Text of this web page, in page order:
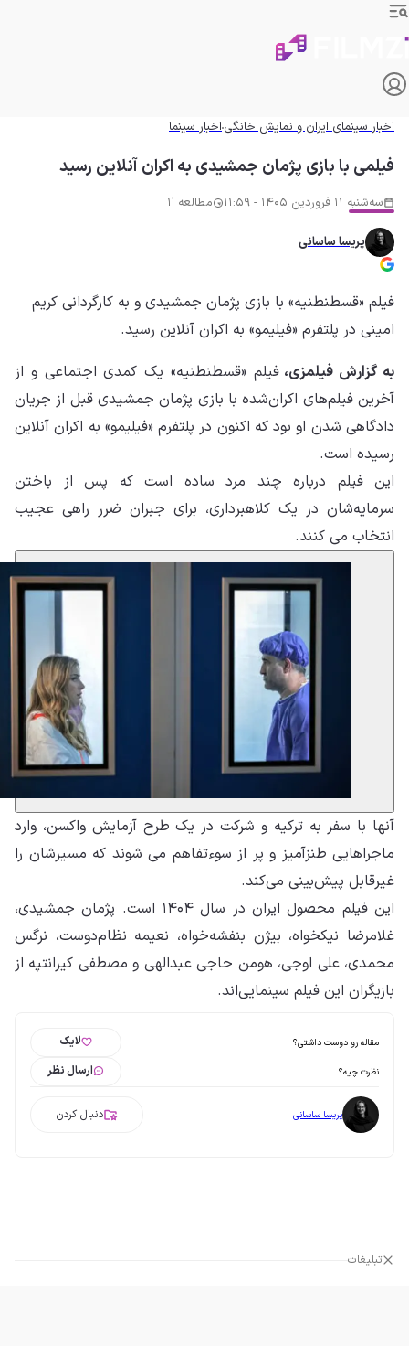
اخبار سینمای ایران و نمایش خانگیاخبار سینما
فیلمی با بازی پژمان جمشیدی به اکران آنلاین رسید
سه‌شنبه 11 فروردین 1405 - 11:59 مطالعه '1
پریسا ساسانی
فیلم «قسطنطنیه» با بازی پژمان جمشیدی و به کارگردانی کریم
امینی در پلتفرم «فیلیمو» به اکران آنلاین رسید.
به گزارش فیلمزی،فیلم «قسطنطنیه» یک کمدی اجتماعی و از
آخرین فیلم‌های اکران‌شده با بازی پژمان جمشیدی قبل از جریان
دادگاهی شدن او بود که اکنون در پلتفرم «فیلیمو» به اکران آنلاین
رسیده است.
این فیلم درباره چند مرد ساده است که پس از باختن
سرمایه‌شان در یک کلاهبرداری، برای جبران ضرر راهی عجیب
انتخاب می کنند.
آنها با سفر به ترکیه و شرکت در یک طرح آزمایش واکسن، وارد
ماجراهایی طنزآمیز و پر از سوءتفاهم می شوند که مسیرشان را
غیرقابل پیش‌بینی می‌کند.
این فیلم محصول ایران در سال ۱۴۰۴ است. پژمان جمشیدی،
غلامرضا نیکخواه، بیژن بنفشه‌خواه، نعیمه نظام‌دوست، نرگس
محمدی، علی اوجی، هومن حاجی عبدالهی و مصطفی کیرانتپه از
بازیگران این فیلم سینمایی‌اند.
مقاله رو دوست داشتی؟ لایک
نظرت چیه؟ ارسال نظر
پریسا ساسانی دنبال کردن
تبلیغات